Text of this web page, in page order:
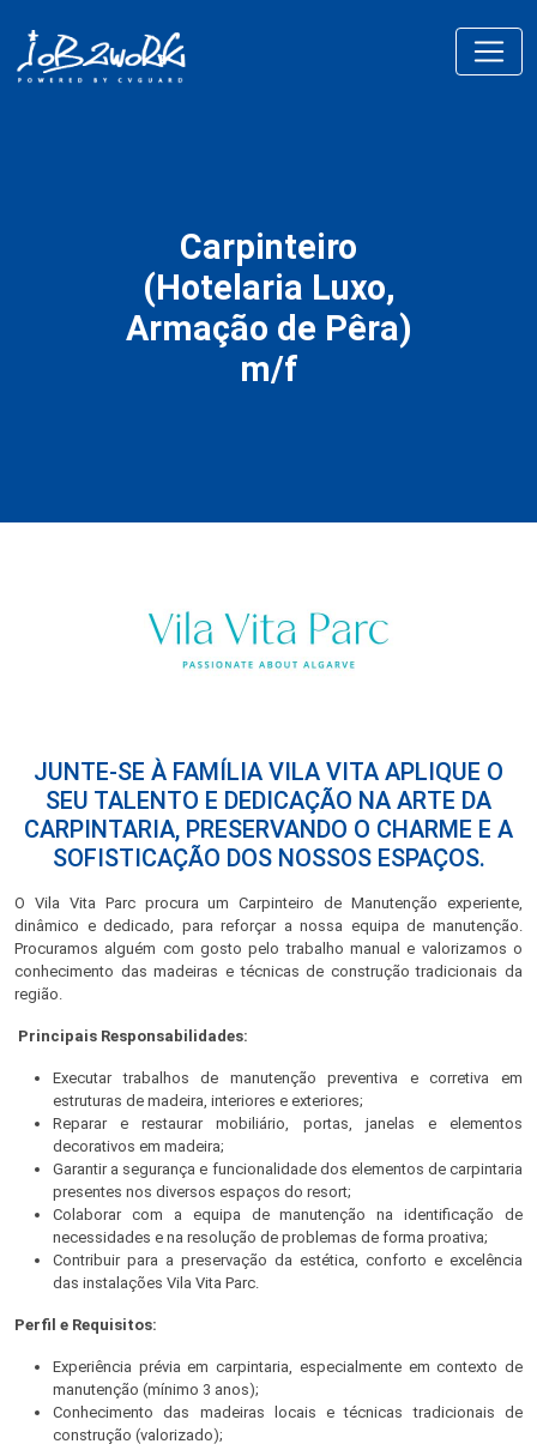
Carpinteiro
(Hotelaria Luxo,
Armação de Pêra)
m/f
JUNTE-SE À FAMÍLIA VILA VITA APLIQUE O
SEU TALENTO E DEDICAÇÃO NA ARTE DA
CARPINTARIA, PRESERVANDO O CHARME E A
SOFISTICAÇÃO DOS NOSSOS ESPAÇOS.
O Vila Vita Parc procura um Carpinteiro de Manutenção experiente,
dinâmico e dedicado, para reforçar a nossa equipa de manutenção.
Procuramos alguém com gosto pelo trabalho manual e valorizamos o
conhecimento das madeiras e técnicas de construção tradicionais da
região.
Principais Responsabilidades:
Executar trabalhos de manutenção preventiva e corretiva em
estruturas de madeira, interiores e exteriores;
Reparar e restaurar mobiliário, portas, janelas e elementos
decorativos em madeira;
Garantir a segurança e funcionalidade dos elementos de carpintaria
presentes nos diversos espaços do resort;
Colaborar com a equipa de manutenção na identificação de
necessidades e na resolução de problemas de forma proativa;
Contribuir para a preservação da estética, conforto e excelência
das instalações Vila Vita Parc.
Perfil e Requisitos:
Experiência prévia em carpintaria, especialmente em contexto de
manutenção (mínimo 3 anos);
Conhecimento das madeiras locais e técnicas tradicionais de
construção (valorizado);